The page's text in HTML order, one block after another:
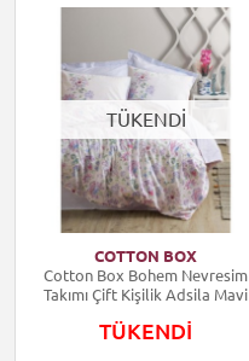
TÜKENDİ
COTTON BOX
Cotton Box Bohem Nevresim
Takımı Çift Kişilik Adsila Mavi
TÜKENDİ